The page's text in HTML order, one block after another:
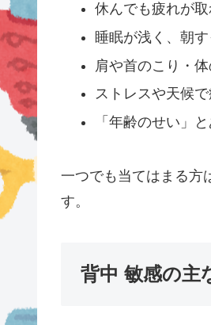
休んでも疲れが
睡眠が浅く、朝
肩や首のこり・
ストレスや天候
「年齢のせい」
一つでも当てはまる方
す。
背中 敏感の主